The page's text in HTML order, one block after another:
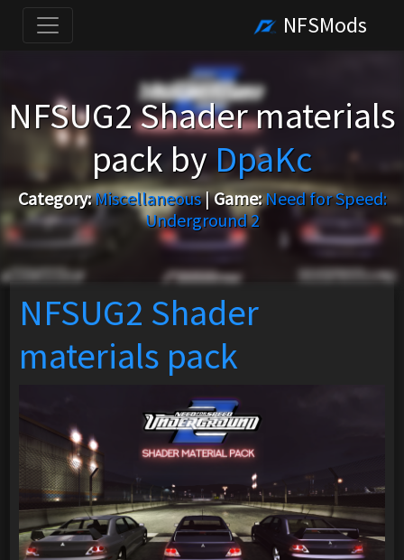
NFSMods
NFSUG2 Shader materials
pack by DpaKc
Category:Miscellaneous|Game:Need for Speed:
Underground 2
NFSUG2 Shader
materials pack